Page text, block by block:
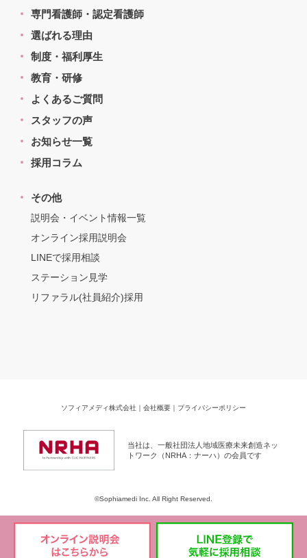
専門看護師・認定看護師
選ばれる理由
制度・福利厚生
教育・研修
よくあるご質問
スタッフの声
お知らせ一覧
採用コラム
その他
説明会・イベント情報一覧
オンライン採用説明会
LINEで採用相談
ステーション見学
リファラル(社員紹介)採用
ソフィアメディ株式会社 会社概要 プライバシーポリシー
当社は、一般社団法人地域医療未来創造ネッ
トワーク（NRHA：ナーハ）の会員です
©Sophiamedi Inc. All Right Reserved.